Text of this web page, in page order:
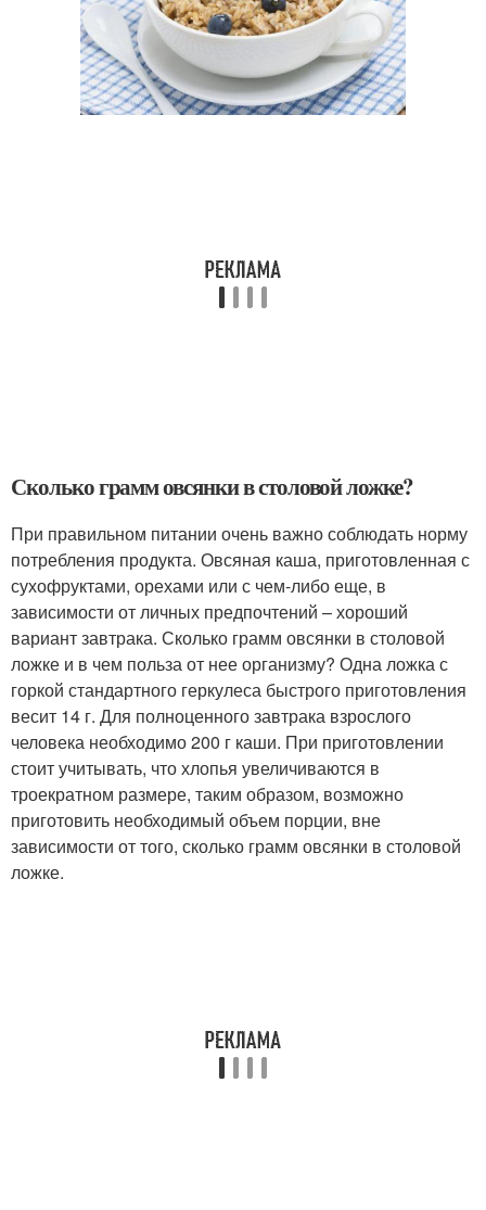
Сколько грамм овсянки в столовой ложке?
При правильном питании очень важно соблюдать норму
потребления продукта. Овсяная каша, приготовленная с
сухофруктами, орехами или с чем-либо еще, в
зависимости от личных предпочтений – хороший
вариант завтрака. Сколько грамм овсянки в столовой
ложке и в чем польза от нее организму? Одна ложка с
горкой стандартного геркулеса быстрого приготовления
весит 14 г. Для полноценного завтрака взрослого
человека необходимо 200 г каши. При приготовлении
стоит учитывать, что хлопья увеличиваются в
троекратном размере, таким образом, возможно
приготовить необходимый объем порции, вне
зависимости от того, сколько грамм овсянки в столовой
ложке.